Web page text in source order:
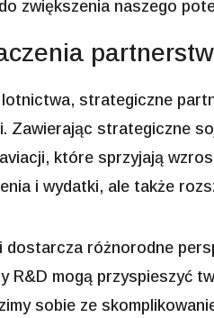
zwiększenia naszego
strategiczne
Zawierając strategiczne
które sprzyjają
i wydatki, ale także
dostarcza różnorodne
R&D mogą przyspieszyć
sobie ze